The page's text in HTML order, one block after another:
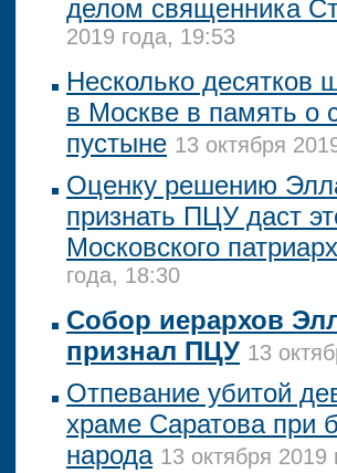
делом священника
2019 года, 19:53
Несколько десятков
в Москве в память о
пустыне 13 октября
Оценку решению
признать ПЦУ даст
Московского
года, 18:30
Собор иерархов
признал ПЦУ 13
Отпевание убитой
храме Саратова при
народа 13 октября 2019